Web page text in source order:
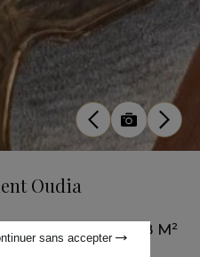
Oudia
•
168 M²
sans accepter